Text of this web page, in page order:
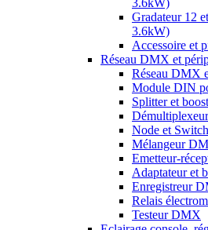
3.6kW)
Gradateur 12
3.6kW)
Accessoire et
Réseau DMX et
Réseau DMX
Module DIN
Splitter et
Démultiplexeur
Node et Switch
Mélangeur
Emetteur-
Adaptateur et
Enregistreur
Relais
Testeur DMX